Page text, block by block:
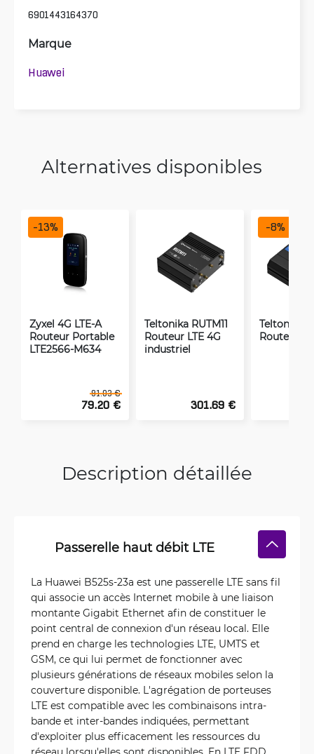
6901443164370
Marque
Huawei
Alternatives disponibles
Zyxel 4G LTE-A
Routeur Portable
LTE2566-M634
91.03 €
79.20 €
-13%
Teltonika RUTM11
Routeur LTE 4G
industriel
301.69 €
Teltonika
Routeur
-8%
Description détaillée
Passerelle haut débit LTE
La Huawei B525s-23a est une passerelle LTE sans fil
qui associe un accès Internet mobile à une liaison
montante Gigabit Ethernet afin de constituer le
point central de connexion d'un réseau local. Elle
prend en charge les technologies LTE, UMTS et
GSM, ce qui lui permet de fonctionner avec
plusieurs générations de réseaux mobiles selon la
couverture disponible. L'agrégation de porteuses
LTE est compatible avec les combinaisons intra-
bande et inter-bandes indiquées, permettant
d'exploiter plus efficacement les ressources du